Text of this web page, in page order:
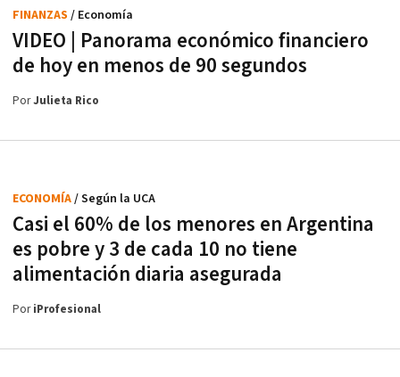
VIDEO | Panorama económico financiero
de hoy en menos de 90 segundos
FINANZAS / Economía
PorJulieta Rico
Casi el 60% de los menores en Argentina
es pobre y 3 de cada 10 no tiene
alimentación diaria asegurada
ECONOMÍA/ Según la UCA
PoriProfesional